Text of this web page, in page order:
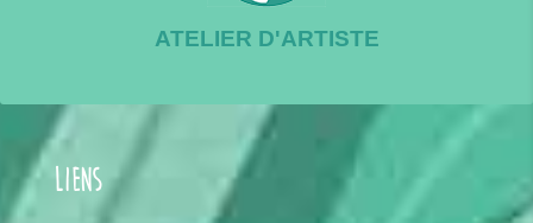
ATELIER D'ARTISTE
Liens